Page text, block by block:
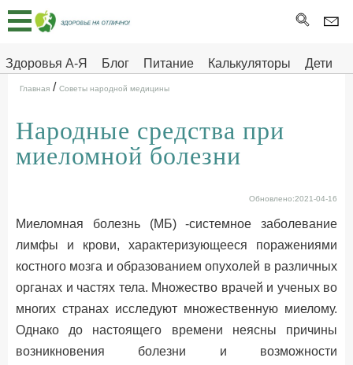
Здоровья А-Я Блог Питание Калькуляторы
Дети
Здоровье на отлично
Главная
Тесты
Про
ДЕТЯМ
Главная / Советы народной медицины
Народные средства при
миеломной болезни
Обновлено:2021-04-16
Миеломная болезнь (МБ) -системное заболевание
лимфы и крови, характеризующееся поражениями
костного мозга и образованием опухолей в различных
органах и частях тела. Множество врачей и ученых во
мноrих странах исследуют множественную миелому.
Однако до настоящего времени неясны причины
возникновения болезни и возможности